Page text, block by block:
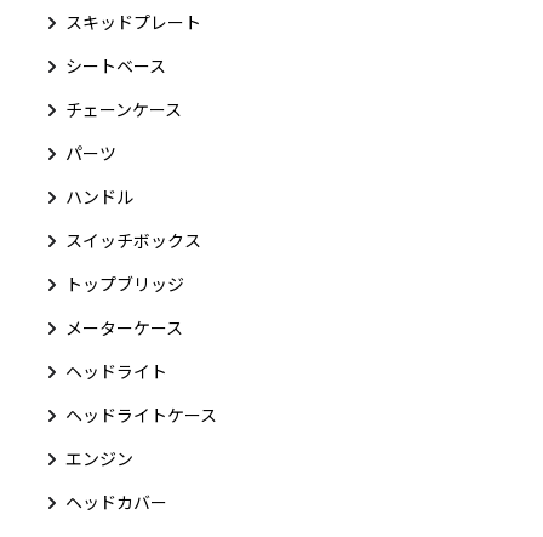
スキッドプレート
シートベース
チェーンケース
パーツ
ハンドル
スイッチボックス
トップブリッジ
メーターケース
ヘッドライト
ヘッドライトケース
エンジン
ヘッドカバー